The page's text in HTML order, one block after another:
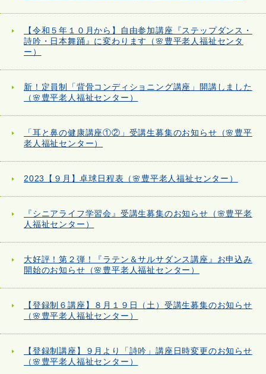
【令和５年１０月から】自由参加講座『ステップダンス・
詩吟・日本舞踊』に変わります（🌸豊平老人福祉センタ
ー）
新！定員制「背骨コンディショニング講座」開講しました
（🌸豊平老人福祉センター）
「耳と鼻の健康講座①②」受講生募集のお知らせ（🌸豊平
老人福祉センター）
2023【９月】卓球日程表（🌸豊平老人福祉センター）
『シニアライフ学習会』受講生募集のお知らせ（🌸豊平老
人福祉センター）
大好評！第２弾！『ラテン＆サルサダンス講座』お申込み
開始のお知らせ（🌸豊平老人福祉センター）
【登録制６講座】８月１９日（土）受講生募集のお知らせ
（🌸豊平老人福祉センター）
【登録制講座】９月より「詩吟」講座日時変更のお知らせ
（🌸豊平老人福祉センター）